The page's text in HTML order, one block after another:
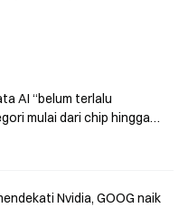
AI “belum terlalu
mulai dari chip hingga
Nvidia, GOOG naik